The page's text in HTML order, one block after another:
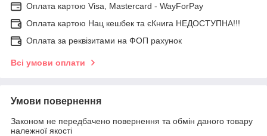
Оплата картою Visa, Mastercard - WayForPay
Оплата картою Нац кешбек та єКнига НЕДОСТУПНА!!!
Оплата за реквізитами на ФОП рахунок
Всі умови оплати
Умови повернення
Законом не передбачено повернення та обмін даного товару
належної якості